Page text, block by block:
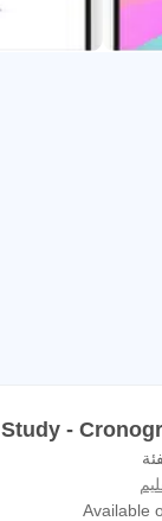
Available